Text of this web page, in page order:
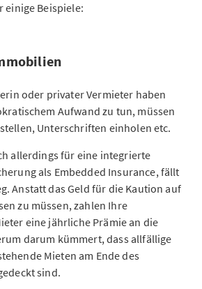
einige Beispiele:
oder privater Vermieter haben
Aufwand zu tun, müssen
Unterschriften einholen etc.
allerdings für eine integrierte
als Embedded Insurance, fällt
Anstatt das Geld für die Kaution auf
zu müssen, zahlen Ihre
eine jährliche Prämie an die
darum kümmert, dass allfällige
Mieten am Ende des
sind.